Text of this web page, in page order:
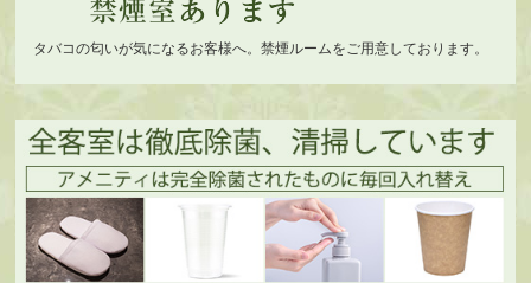
タバコの匂いが気になるお客様へ。禁煙ルームをご用意しております。